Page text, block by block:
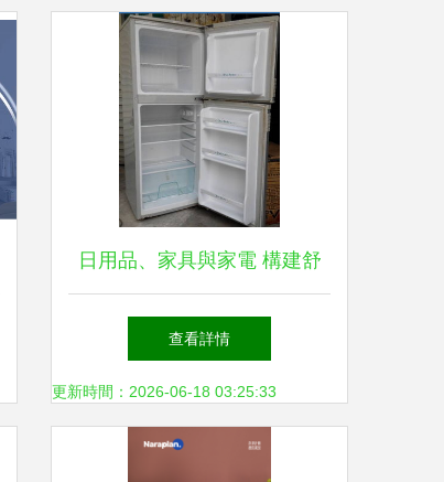
日用品、家具與家電 構建舒
適生活的三大支柱
查看詳情
更新時間：2026-06-18 03:25:33